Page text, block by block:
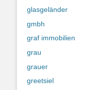
glasgeländer
gmbh
graf immobilien
grau
grauer
greetsiel